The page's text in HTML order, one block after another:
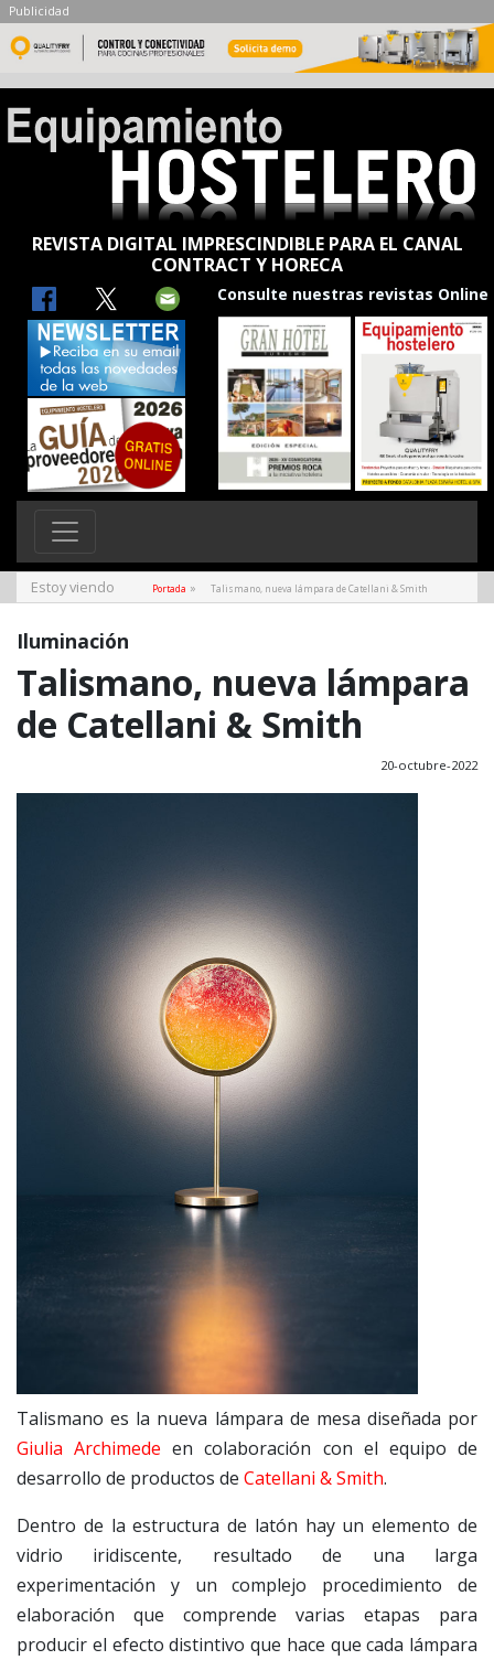
Publicidad
REVISTA DIGITAL IMPRESCINDIBLE PARA EL CANAL
CONTRACT Y HORECA
Consulte nuestras revistas Online
Estoy viendo Portada » Talismano, nueva lámpara de Catellani & Smith
Iluminación
Talismano, nueva lámpara
de Catellani & Smith
20-octubre-2022
Talismano es la nueva lámpara de mesa diseñada por
Giulia Archimede en colaboración con el equipo de
desarrollo de productos de Catellani & Smith.
Dentro de la estructura de latón hay un elemento de
vidrio iridiscente, resultado de una larga
experimentación y un complejo procedimiento de
elaboración que comprende varias etapas para
producir el efecto distintivo que hace que cada lámpara